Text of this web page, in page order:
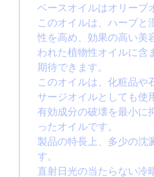
ベースオイルはオリーブ
このオイルは、ハーブと
性を高め、効果の高い美
われた植物性オイルに含
期待できます。
このオイルは、化粧品や
サージオイルとしても使
有効成分の破壊を最小に
ったオイルです。
製品の特長上、多少の沈
す。
直射日光の当たらない冷